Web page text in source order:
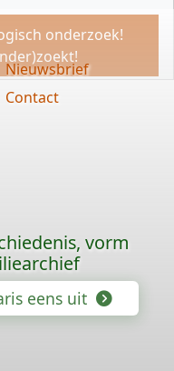
onderzoek!
Nieuwsbrief
Contact
vorm
eens uit